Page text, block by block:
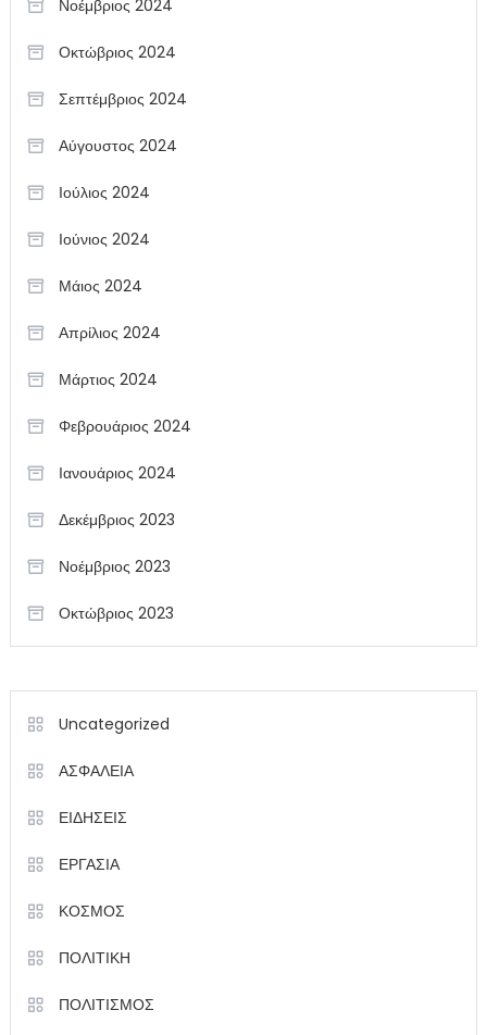
Νοέμβριος 2024
Οκτώβριος 2024
Σεπτέμβριος 2024
Αύγουστος 2024
Ιούλιος 2024
Ιούνιος 2024
Μάιος 2024
Απρίλιος 2024
Μάρτιος 2024
Φεβρουάριος 2024
Ιανουάριος 2024
Δεκέμβριος 2023
Νοέμβριος 2023
Οκτώβριος 2023
Uncategorized
ΑΣΦΑΛΕΙΑ
ΕΙΔΗΣΕΙΣ
ΕΡΓΑΣΙΑ
ΚΟΣΜΟΣ
ΠΟΛΙΤΙΚΗ
ΠΟΛΙΤΙΣΜΟΣ